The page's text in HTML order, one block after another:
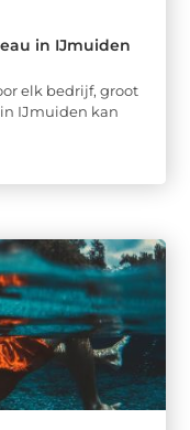
in IJmuiden
elk bedrijf, groot
IJmuiden kan